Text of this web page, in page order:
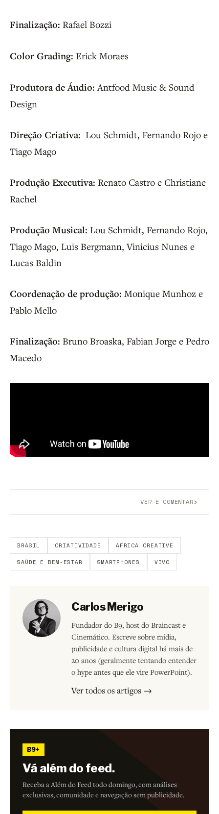
Finalização: Rafael Bozzi
Color Grading: Erick Moraes
Produtora de Áudio:Antfood Music & Sound
Design
Direção Criativa: Lou Schmidt, Fernando Rojo e
Tiago Mago
Produção Executiva: Renato Castro e Christiane
Rachel
Produção Musical: Lou Schmidt, Fernando Rojo,
Tiago Mago, Luis Bergmann, Vinicius Nunes e
Lucas Baldin
Coordenação de produção: Monique Munhoz e
Pablo Mello
Finalização: Bruno Broaska, Fabian Jorge e Pedro
Macedo
VER E COMENTAR›
BRASIL CRIATIVIDADE AFRICA CREATIVE
SAÚDE E BEM-ESTAR SMARTPHONES VIVO
Carlos Merigo
Fundador do B9, host do Braincast e
Cinemático. Escreve sobre mídia,
publicidade e cultura digital há mais de
20 anos (geralmente tentando entender
o hype antes que ele vire PowerPoint).
Ver todos os artigos →
B9+
Vá além do feed.
Receba a Além do Feed todo domingo, com análises
exclusivas, comunidade e navegação sem publicidade.